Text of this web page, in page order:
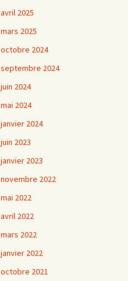
avril 2025
mars 2025
octobre 2024
septembre 2024
juin 2024
mai 2024
janvier 2024
juin 2023
janvier 2023
novembre 2022
mai 2022
avril 2022
mars 2022
janvier 2022
octobre 2021